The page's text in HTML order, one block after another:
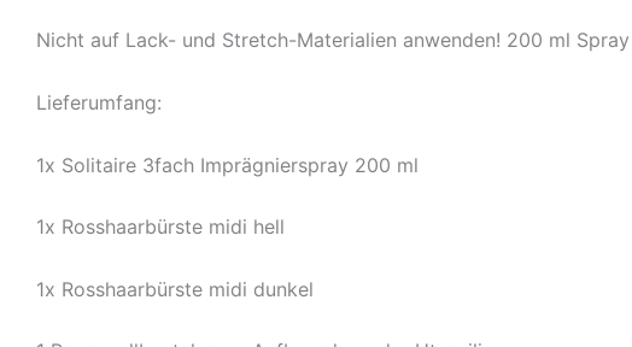
Nicht auf Lack- und Stretch-Materialien anwenden! 200 ml Spray
Lieferumfang:
1x Solitaire 3fach Imprägnierspray 200 ml
1x Rosshaarbürste midi hell
1x Rosshaarbürste midi dunkel